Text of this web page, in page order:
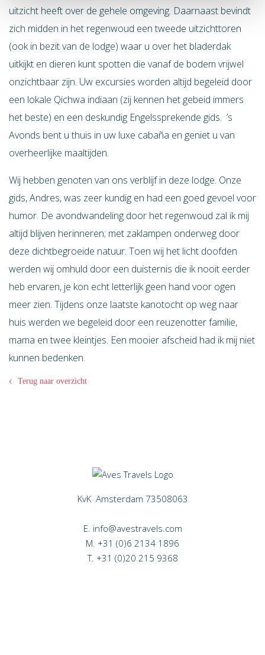
uitzicht heeft over de gehele omgeving. Daarnaast bevindt
zich midden in het regenwoud een tweede uitzichttoren
(ook in bezit van de lodge) waar u over het bladerdak
uitkijkt en dieren kunt spotten die vanaf de bodem vrijwel
onzichtbaar zijn. Uw excursies worden altijd begeleid door
een lokale Qichwa indiaan (zij kennen het gebeid immers
het beste) en een deskundig Engelssprekende gids. ’s
Avonds bent u thuis in uw luxe cabaña en geniet u van
overheerlijke maaltijden.
Wij hebben genoten van ons verblijf in deze lodge. Onze
gids, Andres, was zeer kundig en had een goed gevoel voor
humor. De avondwandeling door het regenwoud zal ik mij
altijd blijven herinneren; met zaklampen onderweg door
deze dichtbegroeide natuur. Toen wij het licht doofden
werden wij omhuld door een duisternis die ik nooit eerder
heb ervaren, je kon echt letterlijk geen hand voor ogen
meer zien. Tijdens onze laatste kanotocht op weg naar
huis werden we begeleid door een reuzenotter familie,
mama en twee kleintjes. Een mooier afscheid had ik mij niet
kunnen bedenken.
Terug naar overzicht
KvK Amsterdam 73508063
E. info@avestravels.com
M. +31 (0)6 2134 1896
T. +31 (0)20 215 9368